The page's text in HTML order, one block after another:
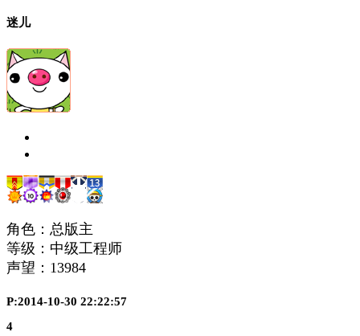
迷儿
角色：总版主
等级：中级工程师
声望： 13984
P:2014-10-30 22:22:57
4